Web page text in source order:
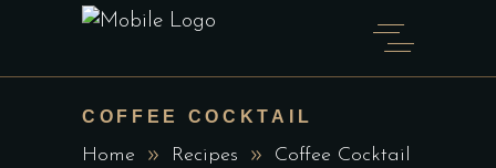
COFFEE COCKTAIL
Home Recipes Coffee Cocktail